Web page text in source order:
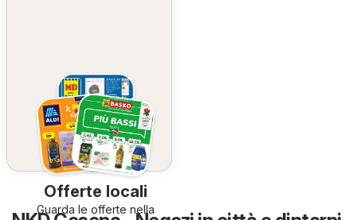
Offerte locali
Guarda le offerte nella